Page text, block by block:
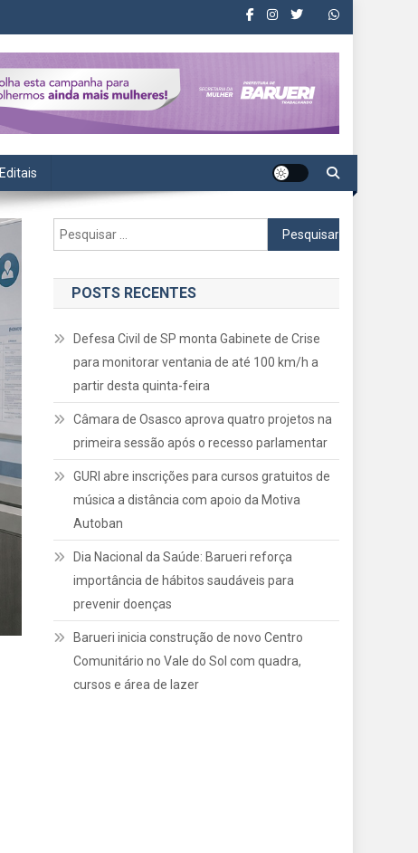
Editais
Pesquisar
por:
POSTS RECENTES
Defesa Civil de SP monta Gabinete de Crise
para monitorar ventania de até 100 km/h a
partir desta quinta-feira
Câmara de Osasco aprova quatro projetos na
primeira sessão após o recesso parlamentar
GURI abre inscrições para cursos gratuitos de
música a distância com apoio da Motiva
Autoban
Dia Nacional da Saúde: Barueri reforça
importância de hábitos saudáveis para
prevenir doenças
Barueri inicia construção de novo Centro
Comunitário no Vale do Sol com quadra,
cursos e área de lazer